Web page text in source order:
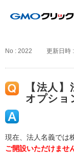
No : 2022 更新日時
【法人
オプショ
現在、法人名義では
ご開設いただけませ